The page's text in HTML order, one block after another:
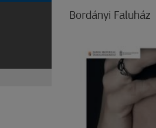
Bordányi Faluház